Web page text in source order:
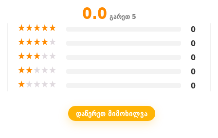
0.0 გარეთ 5
★★★★★ 0
★★★★★ 0
★★★★★ 0
★★★★★ 0
★★★★★ 0
ᲓᲐᲬᲔᲠᲔᲗ ᲛᲘᲛᲝᲮᲘᲚᲕᲐ